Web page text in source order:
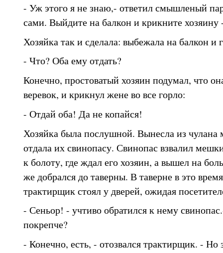
- Уж этого я не знаю,- ответил смышленый
сами. Выйдите на балкон и крикните хозяину
Хозяйка так и сделала: выбежала на балкон
- Что? Оба ему отдать?
Конечно, простоватый хозяин подумал, что
веревок, и крикнул жене во все горло:
- Отдай оба! Да не копайся!
Хозяйка была послушной. Вынесла из чулана
отдала их свинопасу. Свинопас взвалил
к болоту, где ждал его хозяин, а вышел на
же добрался до таверны. В таверне в это
трактирщик стоял у дверей, ожидая
- Сеньор! - учтиво обратился к нему
покрепче?
- Конечно, есть, - отозвался трактирщик. - Но